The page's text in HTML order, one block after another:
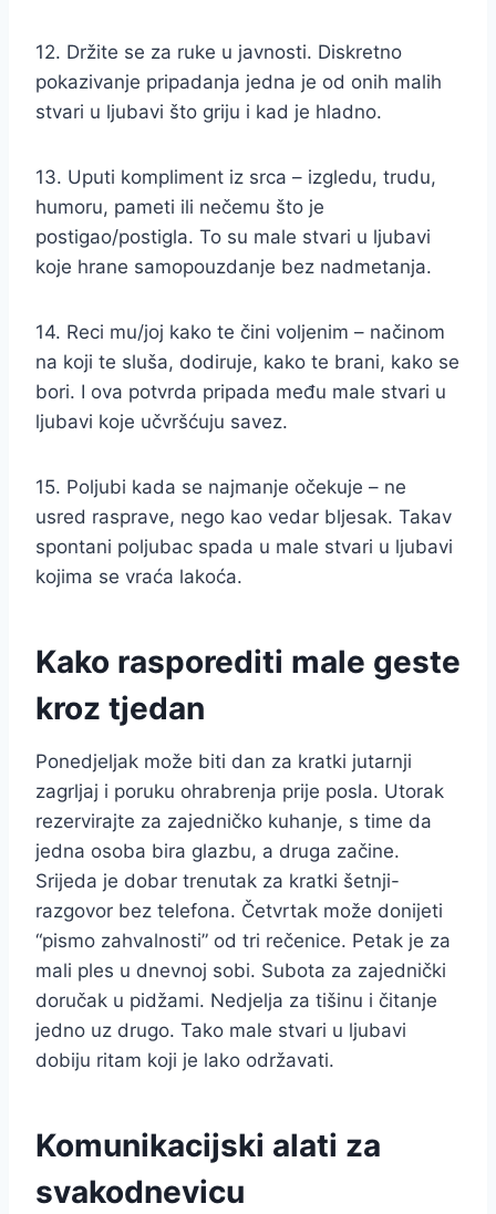
12. Držite se za ruke u javnosti. Diskretno
pokazivanje pripadanja jedna je od onih malih
stvari u ljubavi što griju i kad je hladno.
13. Uputi kompliment iz srca – izgledu, trudu,
humoru, pameti ili nečemu što je
postigao/postigla. To su male stvari u ljubavi
koje hrane samopouzdanje bez nadmetanja.
14. Reci mu/joj kako te čini voljenim – načinom
na koji te sluša, dodiruje, kako te brani, kako se
bori. I ova potvrda pripada među male stvari u
ljubavi koje učvršćuju savez.
15. Poljubi kada se najmanje očekuje – ne
usred rasprave, nego kao vedar bljesak. Takav
spontani poljubac spada u male stvari u ljubavi
kojima se vraća lakoća.
Kako rasporediti male geste
kroz tjedan
Ponedjeljak može biti dan za kratki jutarnji
zagrljaj i poruku ohrabrenja prije posla. Utorak
rezervirajte za zajedničko kuhanje, s time da
jedna osoba bira glazbu, a druga začine.
Srijeda je dobar trenutak za kratki šetnji-
razgovor bez telefona. Četvrtak može donijeti
“pismo zahvalnosti” od tri rečenice. Petak je za
mali ples u dnevnoj sobi. Subota za zajednički
doručak u pidžami. Nedjelja za tišinu i čitanje
jedno uz drugo. Tako male stvari u ljubavi
dobiju ritam koji je lako održavati.
Komunikacijski alati za
svakodnevicu